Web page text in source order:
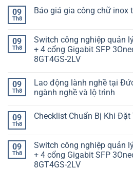
09
Th8
Báo giá gia công chữ inox
09
Th8
Switch công nghiệp quản
+ 4 cổng Gigabit SFP
8GT4GS-2LV
09
Th8
Lao động lành nghề tại
ngành nghề và lộ trình
09
Th8
Checklist Chuẩn Bị Khi
09
Th8
Switch công nghiệp quản
+ 4 cổng Gigabit SFP
8GT4GS-2LV